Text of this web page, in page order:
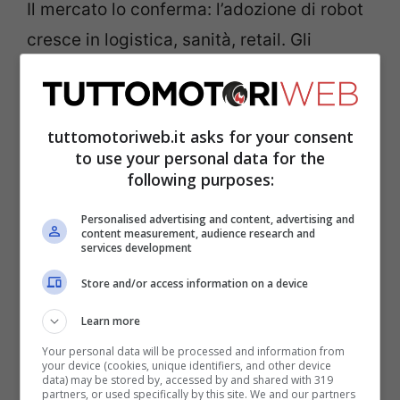
Il mercato lo conferma: l’adozione di robot
cresce in logistica, sanità, retail. Gli
assistenza personale), ISO 3691-4 (veicoli
mobili autonomi), UL 4600 (sicurezza dei
sistemi autonomi). Qui Hyundai spinge
forte su tre pilastri: percezione affidabile,
autonomia spiegabile, controllo umano
sempre possibile. È la sostanza dell’
umano-centrica: non solo “cosa fa” un
sistema, ma “perché lo fa” e “come lo
fermo”.
tuttomotoriweb.it asks for your consent
to use your personal data for the
following purposes:
Personalised advertising and content, advertising and
content measurement, audience research and
services development
Store and/or access information on a device
Learn more
Your personal data will be processed and information from
your device (cookies, unique identifiers, and other device
data) may be stored by, accessed by and shared with 319
partners, or used specifically by this site. We and our partners